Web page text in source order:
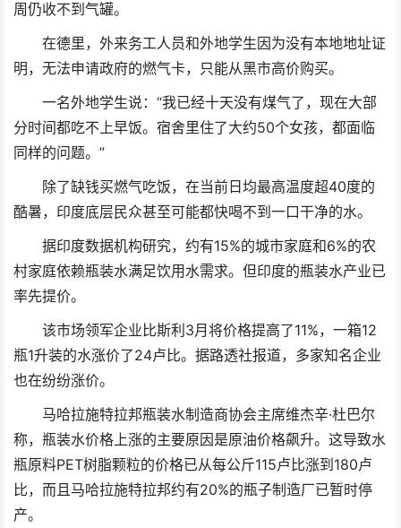
周仍收不到气罐。
在德里，外来务工人员和外地学生因为没有本地地址证
明，无法申请政府的燃气卡，只能从黑市高价购买。
一名外地学生说：“我已经十天没有煤气了，现在大部
分时间都吃不上早饭。宿舍里住了大约50个女孩，都面临
同样的问题。”
除了缺钱买燃气吃饭，在当前日均最高温度超40度的
酷暑，印度底层民众甚至可能都快喝不到一口干净的水。
据印度数据机构研究，约有15%的城市家庭和6%的农
村家庭依赖瓶装水满足饮用水需求。但印度的瓶装水产业已
率先提价。
该市场领军企业比斯利3月将价格提高了11%，一箱12
瓶1升装的水涨价了24卢比。据路透社报道，多家知名企业
也在纷纷涨价。
马哈拉施特拉邦瓶装水制造商协会主席维杰辛·杜巴尔
称，瓶装水价格上涨的主要原因是原油价格飙升。这导致水
瓶原料PET树脂颗粒的价格已从每公斤115卢比涨到180卢
比，而且马哈拉施特拉邦约有20%的瓶子制造厂已暂时停
产。